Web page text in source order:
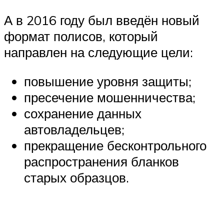
А в 2016 году был введён новый
формат полисов, который
направлен на следующие цели:
повышение уровня защиты;
пресечение мошенничества;
сохранение данных
автовладельцев;
прекращение бесконтрольного
распространения бланков
старых образцов.